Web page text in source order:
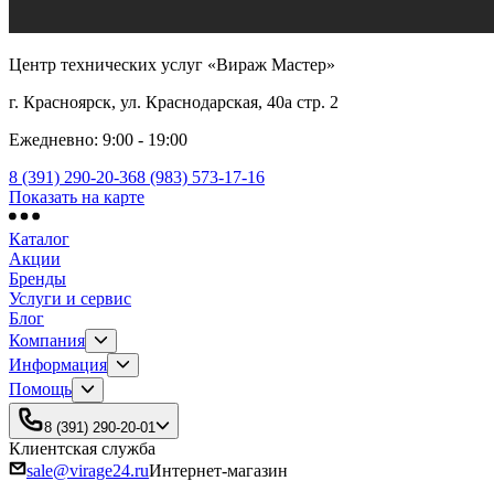
Центр технических услуг «Вираж Мастер»
г. Красноярск, ул. Краснодарская, 40а стр. 2
Ежедневно: 9:00 - 19:00
8 (391) 290-20-368 (983) 573-17-16
Показать на карте
Каталог
Акции
Бренды
Услуги и сервис
Блог
Компания
Информация
Помощь
8 (391) 290-20-01
Клиентская служба
sale@virage24.ruИнтернет-магазин